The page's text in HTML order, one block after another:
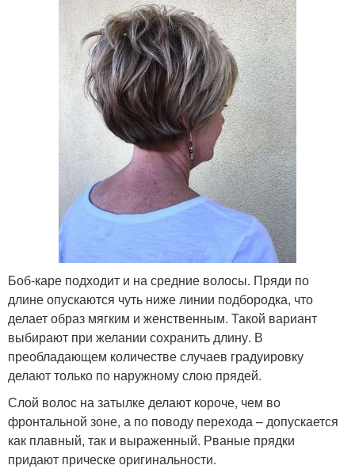
Боб-каре подходит и на средние волосы. Пряди по
длине опускаются чуть ниже линии подбородка, что
делает образ мягким и женственным. Такой вариант
выбирают при желании сохранить длину. В
преобладающем количестве случаев градуировку
делают только по наружному слою прядей.
Слой волос на затылке делают короче, чем во
фронтальной зоне, а по поводу перехода – допускается
как плавный, так и выраженный. Рваные прядки
придают прическе оригинальности.